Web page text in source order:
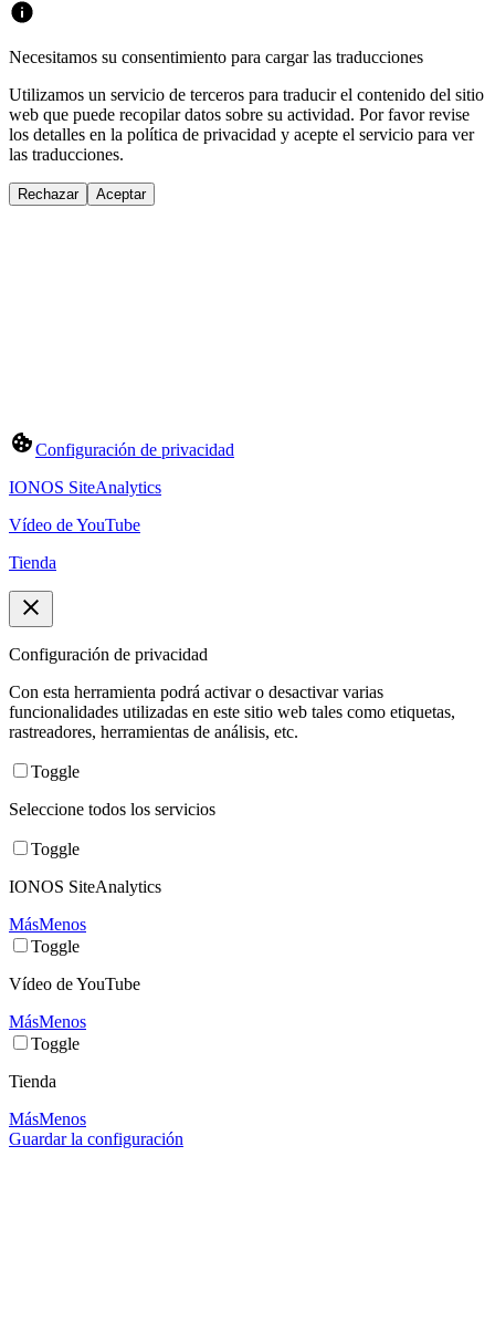
Necesitamos su consentimiento para cargar las traducciones
Utilizamos un servicio de terceros para traducir el contenido del sitio
web que puede recopilar datos sobre su actividad. Por favor revise
los detalles en la política de privacidad y acepte el servicio para ver
las traducciones.
Rechazar Aceptar
Configuración de privacidad
IONOS SiteAnalytics
Vídeo de YouTube
Tienda
Configuración de privacidad
Con esta herramienta podrá activar o desactivar varias
funcionalidades utilizadas en este sitio web tales como etiquetas,
rastreadores, herramientas de análisis, etc.
Toggle
Seleccione todos los servicios
Toggle
IONOS SiteAnalytics
MásMenos
Toggle
Vídeo de YouTube
MásMenos
Toggle
Tienda
MásMenos
Guardar la configuración